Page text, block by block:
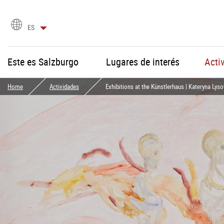
selección
idioma
ES
Este es Salzburgo Lugares de interés
Home Actividades Exhibitions at the Künstlerhaus | Kateryna